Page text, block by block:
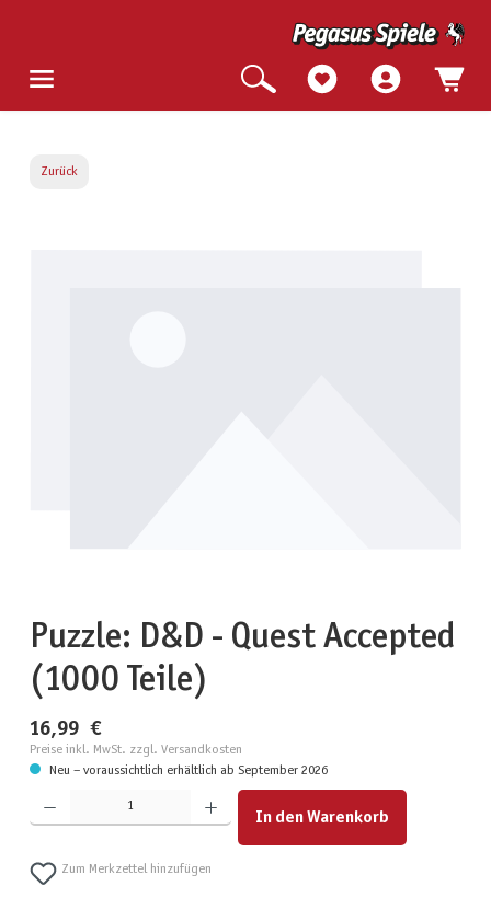
Zurück
Puzzle: D&D - Quest Accepted
(1000 Teile)
16,99 €
Preise inkl. MwSt. zzgl. Versandkosten
Neu – voraussichtlich erhältlich ab September 2026
Produkt Anzahl: Gib den gewünschten Wert ein oder benutze die Schaltflächen um die Anzahl zu
In den Warenkorb
Zum Merkzettel hinzufügen